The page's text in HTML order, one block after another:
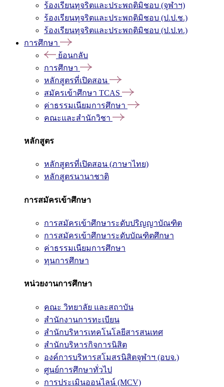
ร้องเรียนทุจริตและประพฤติมิชอบ (จุฬาฯ)
ร้องเรียนทุจริตและประพฤติมิชอบ (ป.ป.ช.)
ร้องเรียนทุจริตและประพฤติมิชอบ (ป.ป.ท.)
การศึกษา
ย้อนกลับ
การศึกษา
หลักสูตรที่เปิดสอน
สมัครเข้าศึกษา TCAS
ค่าธรรมเนียมการศึกษา
คณะและสำนักวิชา
หลักสูตร
หลักสูตรที่เปิดสอน (ภาษาไทย)
หลักสูตรนานาชาติ
การสมัครเข้าศึกษา
การสมัครเข้าศึกษาระดับปริญญาบัณฑิต
การสมัครเข้าศึกษาระดับบัณฑิตศึกษา
ค่าธรรมเนียมการศึกษา
ทุนการศึกษา
หน่วยงานการศึกษา
คณะ วิทยาลัย และสถาบัน
สำนักงานการทะเบียน
สำนักบริหารเทคโนโลยีสารสนเทศ
สำนักบริหารกิจการนิสิต
องค์การบริหารสโมสรนิสิตจุฬาฯ (อบจ.)
ศูนย์การศึกษาทั่วไป
การประเมินออนไลน์ (MCV)